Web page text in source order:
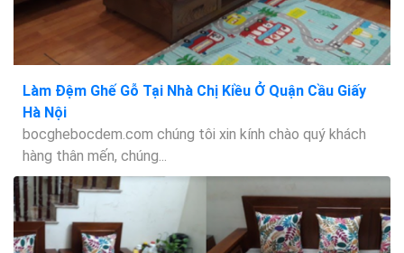
Làm Đệm Ghế Gỗ Tại Nhà Chị Kiều Ở Quận Cầu Giấy
Hà Nội
bocghebocdem.com chúng tôi xin kính chào quý khách
hàng thân mến, chúng...